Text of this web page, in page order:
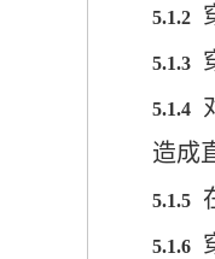
5.1.2
5.1.3
5.1.4
造成
5.1.5
5.1.6